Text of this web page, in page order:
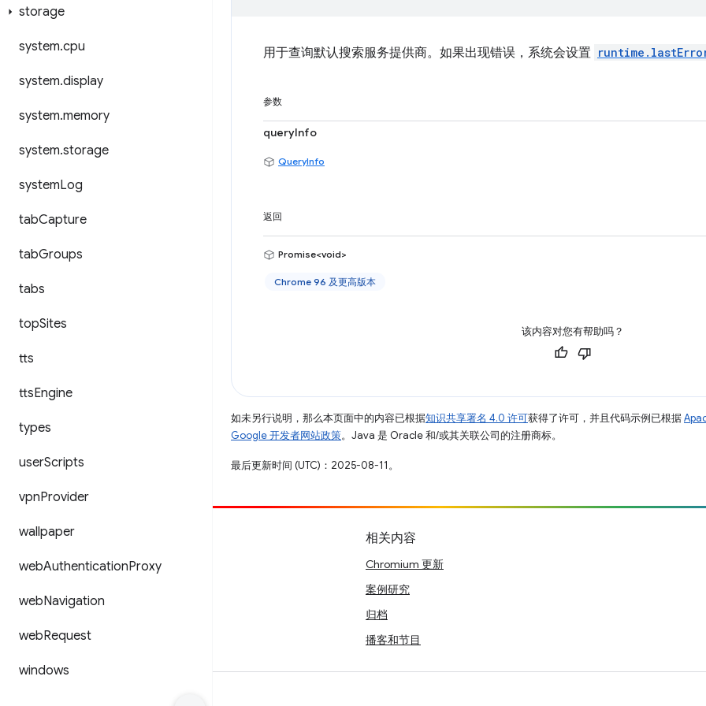
storage
system.cpu
system.display
system.memory
system.storage
systemLog
tabCapture
tabGroups
tabs
topSites
tts
ttsEngine
types
userScripts
vpnProvider
wallpaper
webAuthenticationProxy
webNavigation
webRequest
windows
用于查询默认搜索服务提供商。如果出现错误，系统会设置
参数
queryInfo
QueryInfo
返回
Promise<void>
Chrome 96 及更高版本
该内容对您有帮助吗？
如未另行说明，那么本页面中的内容已根据知识共享署名 4.0 许可获得了许可，并且代码示例已根据
Google 开发者网站政策。Java 是 Oracle 和/或其关联公司的注册商标。
最后更新时间 (UTC)：2025-08-11。
参与
提交 bug
相关内容
Chromium 更新
案例研究
归档
播客和节目